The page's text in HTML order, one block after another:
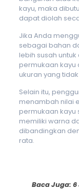
kayu, maka
dapat diolah
Jika Anda
sebagai bahan
lebih susah
permukaan kayu
ukuran yang
Selain itu,
menambah nilai
permukaan kayu
memiliki warna
dibandingkan
rata.
Baca Juga: 6